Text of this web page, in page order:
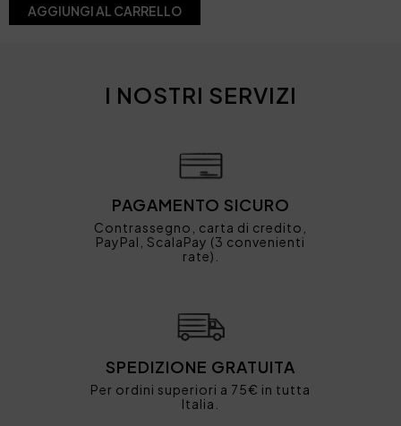
AGGIUNGI AL CARRELLO
I NOSTRI SERVIZI
PAGAMENTO SICURO
Contrassegno, carta di credito,
PayPal, ScalaPay (3 convenienti
rate).
SPEDIZIONE GRATUITA
Per ordini superiori a 75€ in tutta
Italia.